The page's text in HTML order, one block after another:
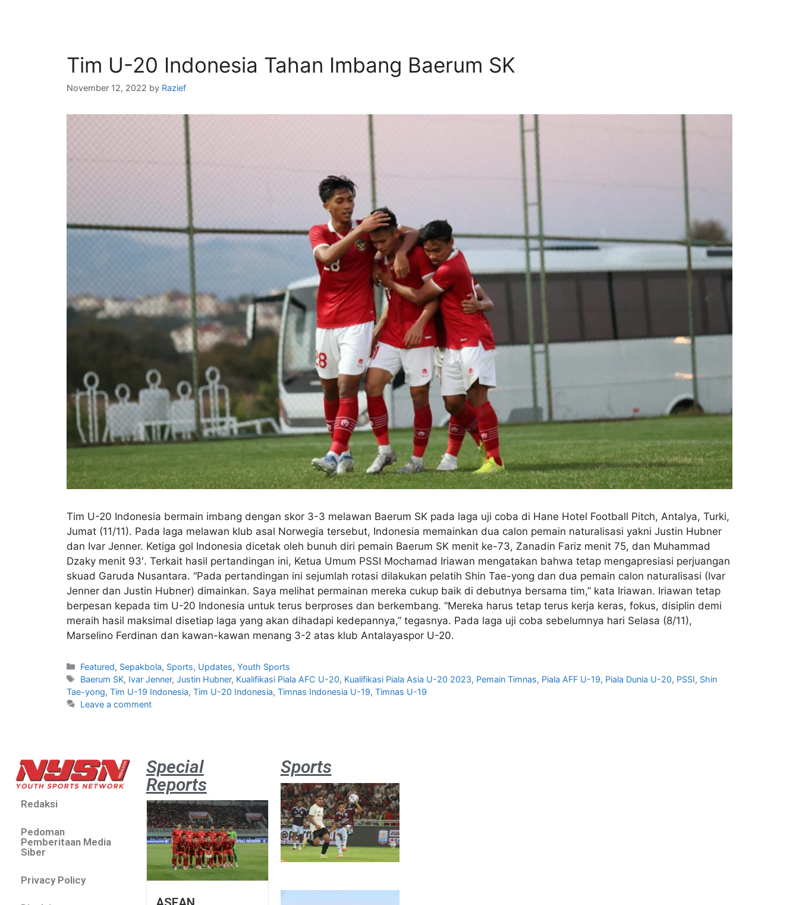
Tim U-20 Indonesia Tahan Imbang Baerum SK
November 12, 2022 by Razief
Tim U-20 Indonesia bermain imbang dengan skor 3-3 melawan Baerum SK pada laga uji coba di Hane Hotel Football Pitch, Antalya, Turki,
Jumat (11/11). Pada laga melawan klub asal Norwegia tersebut, Indonesia memainkan dua calon pemain naturalisasi yakni Justin Hubner
dan Ivar Jenner. Ketiga gol Indonesia dicetak oleh bunuh diri pemain Baerum SK menit ke-73, Zanadin Fariz menit 75, dan Muhammad
Dzaky menit 93′. Terkait hasil pertandingan ini, Ketua Umum PSSI Mochamad Iriawan mengatakan bahwa tetap mengapresiasi perjuangan
skuad Garuda Nusantara. “Pada pertandingan ini sejumlah rotasi dilakukan pelatih Shin Tae-yong dan dua pemain calon naturalisasi (Ivar
Jenner dan Justin Hubner) dimainkan. Saya melihat permainan mereka cukup baik di debutnya bersama tim,” kata Iriawan. Iriawan tetap
berpesan kepada tim U-20 Indonesia untuk terus berproses dan berkembang. “Mereka harus tetap terus kerja keras, fokus, disiplin demi
meraih hasil maksimal disetiap laga yang akan dihadapi kedepannya,” tegasnya. Pada laga uji coba sebelumnya hari Selasa (8/11),
Marselino Ferdinan dan kawan-kawan menang 3-2 atas klub Antalayaspor U-20.
Featured, Sepakbola, Sports, Updates,Youth Sports
Baerum SK, Ivar Jenner,Justin Hubner, Kualifikasi Piala AFC U-20, Kualifikasi Piala Asia U-20 2023, Pemain Timnas, Piala AFF U-19, Piala Dunia U-20, PSSI, Shin
Tae-yong, Tim U-19 Indonesia, Tim U-20 Indonesia, Timnas Indonesia U-19, Timnas U-19
Leave a comment
Redaksi
Pedoman
Pemberitaan Media
Siber
Privacy Policy
Special
Reports
Sports